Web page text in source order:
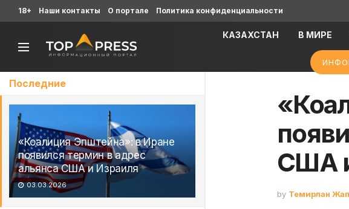
Последние
«Коалиция Эпштейна»: в Иране
появился термин в адрес
альянса США и Израиля
03.03.2026
18+ Наши контакты О портале Политика конфиденциальности
КАЗАХСТАН В МИРЕ
США
by Темирлан